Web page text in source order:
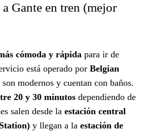
Gante en tren (mejor
cómoda y rápida para ir de
está operado por Belgian
modernos y cuentan con baños.
20 y 30 minutos dependiendo de
salen desde la estación central
y llegan a la estación de